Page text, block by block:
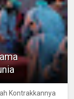
Kontrakkannya